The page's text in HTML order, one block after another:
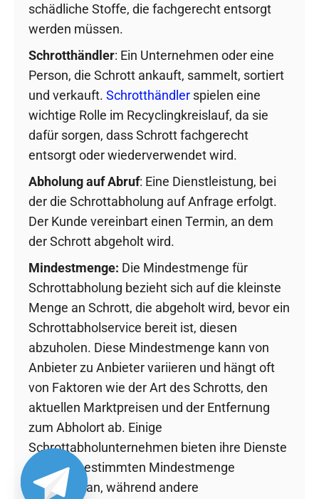
schädliche Stoffe, die fachgerecht entsorgt
werden müssen.
Schrotthändler: Ein Unternehmen oder eine
Person, die Schrott ankauft, sammelt, sortiert
und verkauft. Schrotthändler spielen eine
wichtige Rolle im Recyclingkreislauf, da sie
dafür sorgen, dass Schrott fachgerecht
entsorgt oder wiederverwendet wird.
Abholung auf Abruf: Eine Dienstleistung, bei
der die Schrottabholung auf Anfrage erfolgt.
Der Kunde vereinbart einen Termin, an dem
der Schrott abgeholt wird.
Mindestmenge: Die Mindestmenge für
Schrottabholung bezieht sich auf die kleinste
Menge an Schrott, die abgeholt wird, bevor ein
Schrottabholservice bereit ist, diesen
abzuholen. Diese Mindestmenge kann von
Anbieter zu Anbieter variieren und hängt oft
von Faktoren wie der Art des Schrotts, den
aktuellen Marktpreisen und der Entfernung
zum Abholort ab. Einige
Schrottabholunternehmen bieten ihre Dienste
ab einer bestimmten Mindestmenge
kostenlos an, während andere